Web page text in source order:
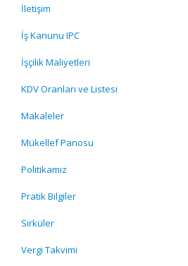
İletişim
İş Kanunu IPC
İşçilik Maliyetleri
KDV Oranları ve Listesi
Makaleler
Mükellef Panosu
Politikamız
Pratik Bilgiler
Sirküler
Vergi Takvimi